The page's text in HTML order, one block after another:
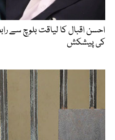
احسن اقبال کا لیاقت بلوچ سے
کی پیشکش